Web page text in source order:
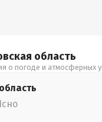
область
о погоде и атмосферных
область